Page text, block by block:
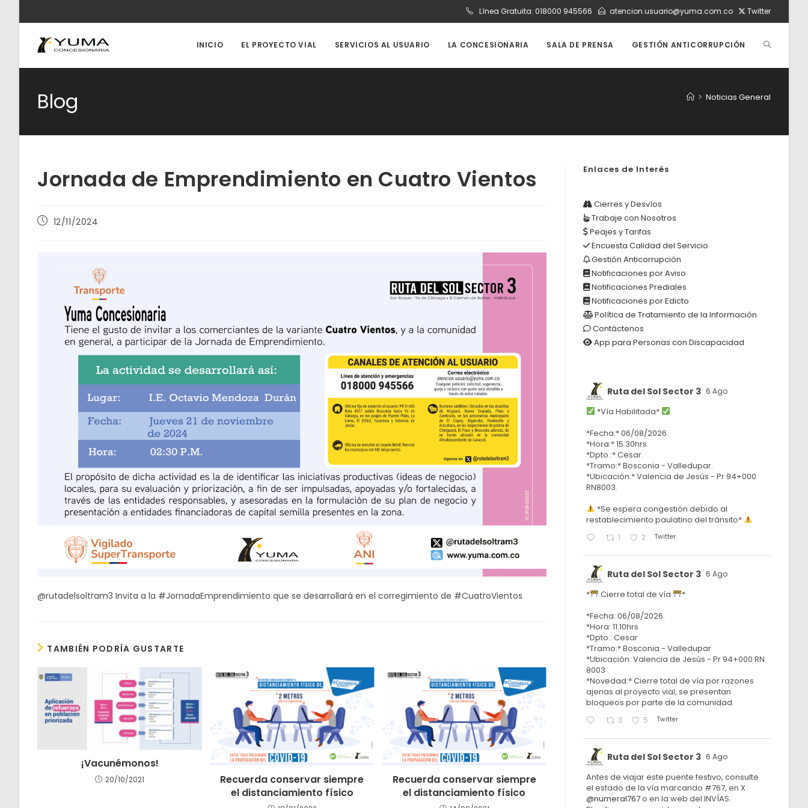
contenido
Línea Gratuita: 018000 945566 atencion.usuario@yuma.com.co Twitter
INICIO EL PROYECTO VIAL SERVICIOS AL USUARIO LA CONCESIONARIA SALA DE PRENSA GESTIÓN ANTICORRUPCIÓN ALTERNAR
DE
Blog > Noticias General
Jornada de Emprendimiento en Cuatro Vientos
Publicación
12/11/2024
@rutadelsoltram3 Invita a la #JornadaEmprendimiento que se desarrollará en el corregimiento de #CuatroVientos
TAMBIÉN PODRÍA GUSTARTE
¡Vacunémonos!
20/10/2021
Recuerda conservar siempre
el distanciamiento físico
Recuerda conservar siempre
el distanciamiento físico
Enlaces de Interés
Cierres y Desvíos
Trabaje con Nosotros
Peajes y Tarifas
Encuesta Calidad del Servicio
Gestión Anticorrupción
Notificaciones por Aviso
Notificaciones Prediales
Notificaciones por Edicto
Política de Tratamiento de la Información
Contáctenos
App para Personas con Discapacidad
Ruta del Sol Sector 3 6 Ago
*Vía Habilitada*
*Fecha:* 06/08/2026.
*Hora:* 15:30hrs
*Dpto.:* Cesar.
*Tramo:* Bosconia - Valledupar.
*Ubicación:* Valencia de Jesús - Pr 94+000
RN8003.
*Se espera congestión debido al
restablecimiento paulatino del tránsito*
1 2 Twitter
Ruta del Sol Sector 3 6 Ago
* Cierre total de vía
*
*Fecha: 06/08/2026.
*Hora: 11:10hrs
*Dpto.: Cesar
*Tramo:* Bosconia - Valledupar
*Ubicación: Valencia de Jesús - Pr 94+000 RN
8003
*Novedad:* Cierre total de vía por razones
ajenas al proyecto vial, se presentan
bloqueos por parte de la comunidad.
3 5 Twitter
Ruta del Sol Sector 3 6 Ago
Antes de viajar este puente festivo, consulte
el estado de la vía marcando #767, en X
@numeral767o en la web del INVÍAS.